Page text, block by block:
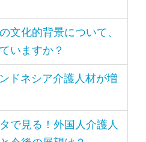
文化的背景について、
いますか？
ドネシア介護人材が増
で見る！外国人介護人